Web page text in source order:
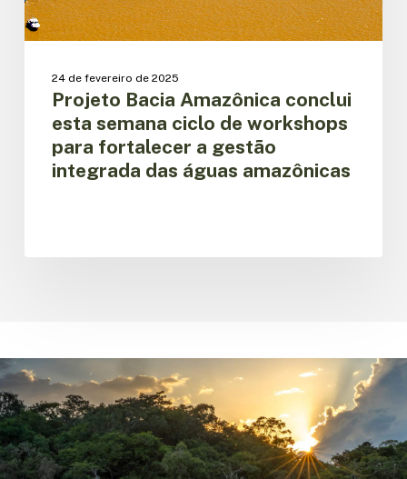
fortalecer
a
águas
amazônicas
24 de fevereiro de 2025
Projeto Bacia Amazônica conclui
esta semana ciclo de workshops
para fortalecer a gestão
integrada das águas amazônicas